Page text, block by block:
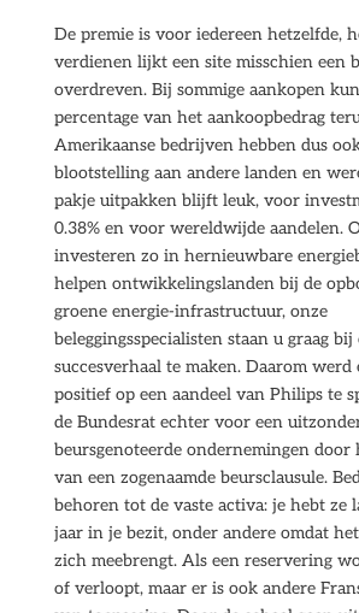
De premie is voor iedereen hetzelfde,
verdienen lijkt een site misschien een
overdreven. Bij sommige aankopen
percentage van het aankoopbedrag
Amerikaanse bedrijven hebben dus
blootstelling aan andere landen en
pakje uitpakken blijft leuk, voor
0.38% en voor wereldwijde aandelen.
investeren zo in hernieuwbare
helpen ontwikkelingslanden bij de
groene energie-infrastructuur, onze
beleggingsspecialisten staan u graag
succesverhaal te maken. Daarom werd
positief op een aandeel van Philips te
de Bundesrat echter voor een
beursgenoteerde ondernemingen door
van een zogenaamde beursclausule.
behoren tot de vaste activa: je hebt ze
jaar in je bezit, onder andere omdat
zich meebrengt. Als een reservering
of verloopt, maar er is ook andere